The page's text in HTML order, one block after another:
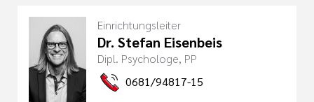
Einrichtungsleiter
Dr. Stefan Eisenbeis
Dipl. Psychologe, PP
0681/94817-15